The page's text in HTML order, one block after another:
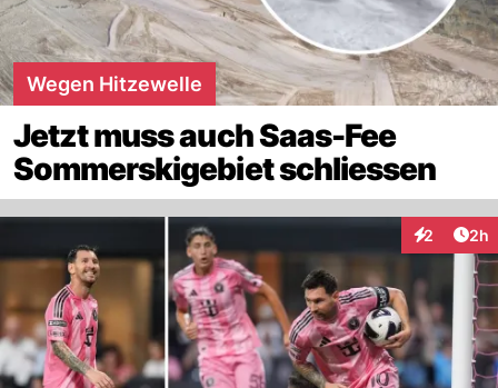
Wegen Hitzewelle
Jetzt muss auch Saas-Fee
Sommerskigebiet schliessen
2 2h